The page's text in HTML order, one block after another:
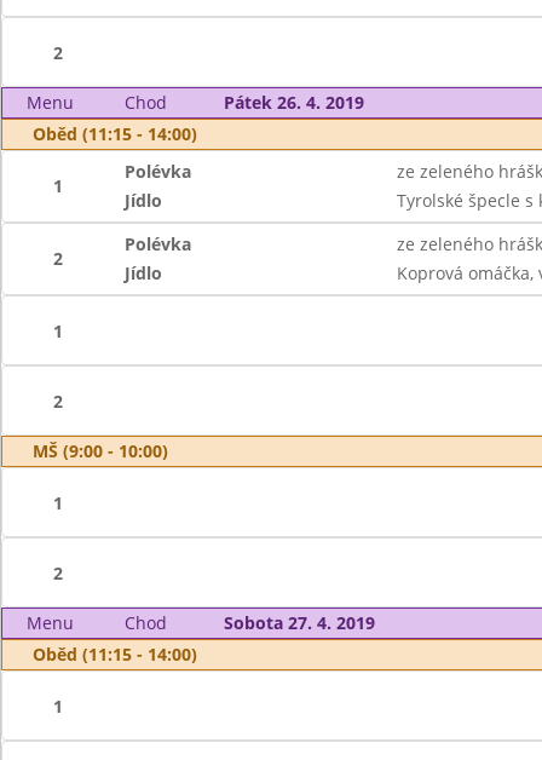
2
Menu Chod
Pátek 26. 4. 2019
Oběd (11:15 - 14:00)
1
Polévka
ze zeleného
Jídlo
Tyrolské špecle
2
Polévka
ze zeleného
Jídlo
Koprová
1
2
MŠ (9:00 - 10:00)
1
2
Menu Chod
Sobota 27. 4. 2019
Oběd (11:15 - 14:00)
1